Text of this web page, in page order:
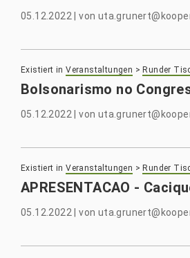
05.12.2022 |von
Existiert in Veranstaltungen > Runder
Bolsonarismo no
05.12.2022 |von
Existiert in Veranstaltungen > Runder
APRESENTACAO -
05.12.2022 |von